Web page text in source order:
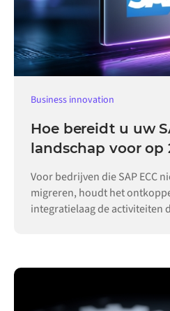
Business innovation
Hoe bereidt u uw
landschap voor op
Voor bedrijven die SAP ECC
migreren, houdt het
integratielaag de activiteiten